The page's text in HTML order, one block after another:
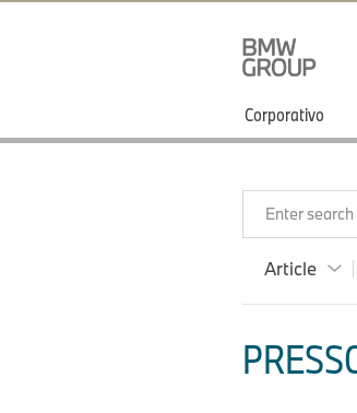
Corporativo
Enter
Article